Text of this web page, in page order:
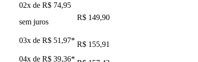
02x de R$ 74,95
sem juros
R$ 149,90
03x de R$ 51,97* R$ 155,91
04x de R$ 39,36*